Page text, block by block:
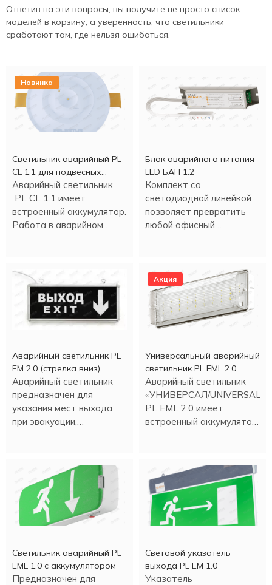
Ответив на эти вопросы, вы получите не просто список
моделей в корзину, а уверенность, что светильники
сработают там, где нельзя ошибаться.
Новинка
Светильник аварийный PL
CL 1.1 для подвесных
потолков
Аварийный светильник
PL CL 1.1 имеет
встроенный аккумулятор.
Работа в аварийном
Блок аварийного питания
LED БАП 1.2
Комплект со
светодиодной линейкой
позволяет превратить
любой офисный
Аварийный светильник PL
EM 2.0 (стрелка вниз)
Аварийный светильник
предназначен для
указания мест выхода
при эвакуации,
Акция
Универсальный аварийный
светильник PL EML 2.0
Аварийный светильник
«УНИВЕРСАЛ/UNIVERSAL»
PL EML 2.0 имеет
встроенный аккумулятор.
Светильник аварийный PL
EML 1.0 с аккумулятором
Предназначен для
Световой указатель
выхода PL EM 1.0
Указатель